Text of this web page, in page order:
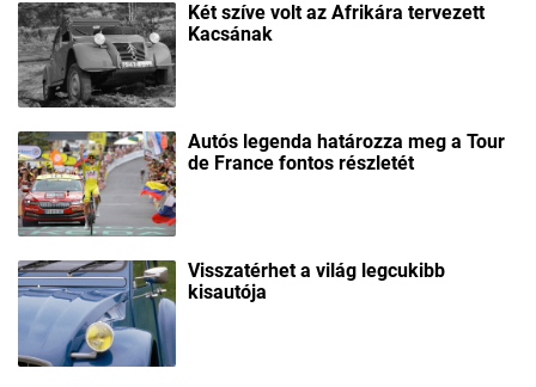
Két szíve volt az Afrikára tervezett
Kacsának
Autós legenda határozza meg a Tour
de France fontos részletét
Visszatérhet a világ legcukibb
kisautója